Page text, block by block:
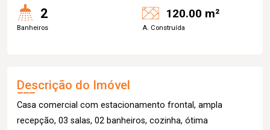
2
Banheiros
120.00 m²
A. Construída
Descrição do Imóvel
Casa comercial com estacionamento frontal, ampla
recepção, 03 salas, 02 banheiros, cozinha, ótima